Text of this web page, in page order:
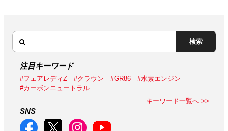
検索
注目キーワード
#フェアレディZ #クラウン #GR86
#水素エンジン
#カーボンニュートラル
キーワード一覧へ >>
SNS